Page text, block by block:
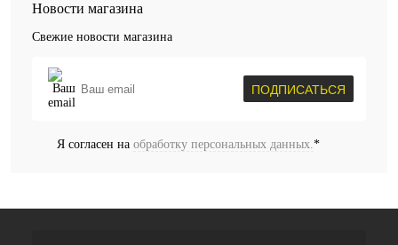
Новости магазина
Свежие новости магазина
ПОДПИСАТЬСЯ
Я согласен на обработку персональных данных. *